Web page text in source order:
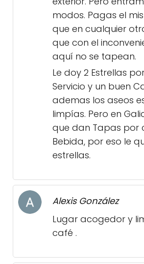
modos. Pagas el
que en cualquier
que con el
aquí no se tapean.
Le doy 2 Estrellas
Servicio y un buen
ademas los aseos
limpías. Pero en
que dan Tapas por
Bebida, por eso le
estrellas.
Alexis González
Lugar acogedor y
café .